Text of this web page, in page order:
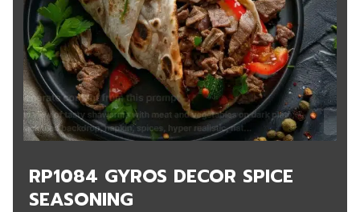
RP1084 GYROS DECOR SPICE
SEASONING